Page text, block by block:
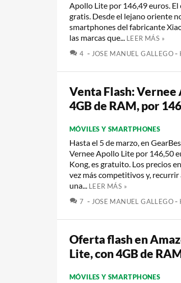
Apollo Lite por 146,49 euros. El
gratis. Desde el lejano oriente
smartphones del fabricante
las marcas que... LEER MÁS »
4 COMENTARIOS
JOSE MANUEL GALLEGO
Venta Flash:
4GB de RAM, por
MÓVILES Y SMARTPHONES
Hasta el 5 de marzo, en
Vernee Apollo Lite por 146,50
Kong, es gratuito. Los precios
vez más competitivos y, recurrir
una... LEER MÁS »
7 COMENTARIOS
JOSE MANUEL GALLEGO
Oferta flash en
Lite, con 4GB de
MÓVILES Y SMARTPHONES